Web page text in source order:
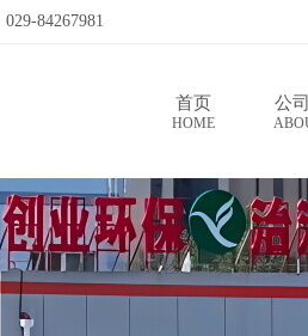
84267981
首页
HOME
公